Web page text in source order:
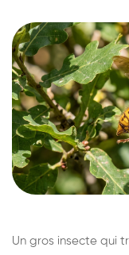
Un gros insecte qui